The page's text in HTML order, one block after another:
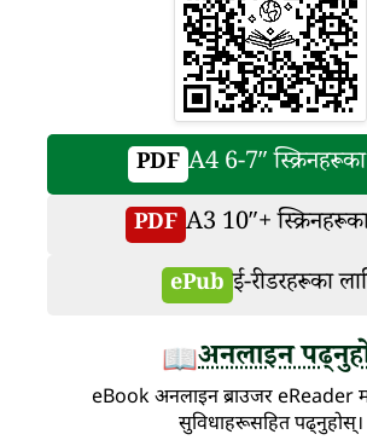
PDF A4 6-7″
PDF A3 10″+
ePub ई-रीडरहरूका
📖अनलाइन
eBook अनलाइन ब्राउजर eReader
सुविधाहरूसहित पढ्नुहोस्।